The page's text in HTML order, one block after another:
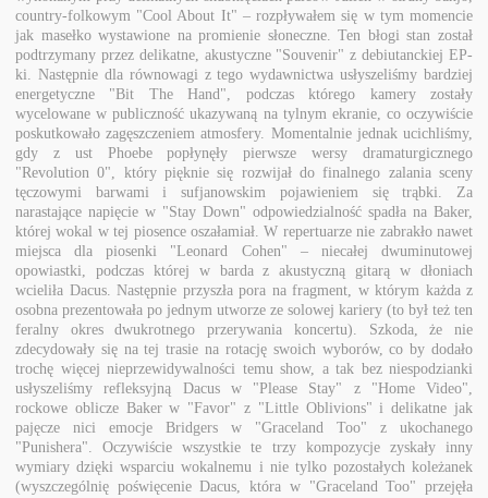
country-folkowym "Cool About It" – rozpływałem się w tym momencie
jak masełko wystawione na promienie słoneczne. Ten błogi stan został
podtrzymany przez delikatne, akustyczne "Souvenir" z debiutanckiej EP-
ki. Następnie dla równowagi z tego wydawnictwa usłyszeliśmy bardziej
energetyczne "Bit The Hand", podczas którego kamery zostały
wycelowane w publiczność ukazywaną na tylnym ekranie, co oczywiście
poskutkowało zagęszczeniem atmosfery. Momentalnie jednak ucichliśmy,
gdy z ust Phoebe popłynęły pierwsze wersy dramaturgicznego
"Revolution 0", który pięknie się rozwijał do finalnego zalania sceny
tęczowymi barwami i sufjanowskim pojawieniem się trąbki. Za
narastające napięcie w "Stay Down" odpowiedzialność spadła na Baker,
której wokal w tej piosence oszałamiał. W repertuarze nie zabrakło nawet
miejsca dla piosenki "Leonard Cohen" – niecałej dwuminutowej
opowiastki, podczas której w barda z akustyczną gitarą w dłoniach
wcieliła Dacus. Następnie przyszła pora na fragment, w którym każda z
osobna prezentowała po jednym utworze ze solowej kariery (to był też ten
feralny okres dwukrotnego przerywania koncertu). Szkoda, że nie
zdecydowały się na tej trasie na rotację swoich wyborów, co by dodało
trochę więcej nieprzewidywalności temu show, a tak bez niespodzianki
usłyszeliśmy refleksyjną Dacus w "Please Stay" z "Home Video",
rockowe oblicze Baker w "Favor" z "Little Oblivions" i delikatne jak
pajęcze nici emocje Bridgers w "Graceland Too" z ukochanego
"Punishera". Oczywiście wszystkie te trzy kompozycje zyskały inny
wymiary dzięki wsparciu wokalnemu i nie tylko pozostałych koleżanek
(wyszczególnię poświęcenie Dacus, która w "Graceland Too" przejęła